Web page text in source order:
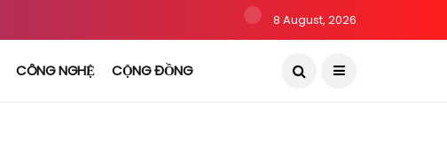
8 August, 2026
CÔNG NGHỆ CỘNG ĐỒNG